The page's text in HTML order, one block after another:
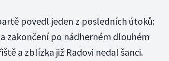
povedl jeden z posledních útoků:
zakončení po nádherném dlouhém
a zblízka již Radovi nedal šanci.